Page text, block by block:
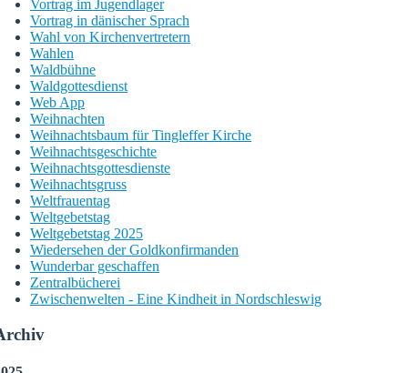
Vortrag im Jugendlager
Vortrag in dänischer Sprach
Wahl von Kirchenvertretern
Wahlen
Waldbühne
Waldgottesdienst
Web App
Weihnachten
Weihnachtsbaum für Tingleffer Kirche
Weihnachtsgeschichte
Weihnachtsgottesdienste
Weihnachtsgruss
Weltfrauentag
Weltgebetstag
Weltgebetstag 2025
Wiedersehen der Goldkonfirmanden
Wunderbar geschaffen
Zentralbücherei
Zwischenwelten - Eine Kindheit in Nordschleswig